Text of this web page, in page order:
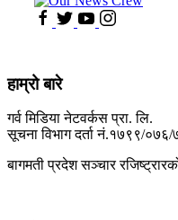
हाम्रो बारे
गर्व मिडिया नेटवर्कस प्रा. लि.
सूचना विभाग दर्ता नं.१७९९/०७६/
बागमती प्रदेश सञ्चार